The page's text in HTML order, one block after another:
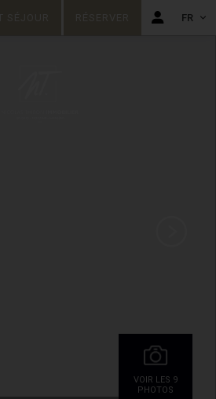
FR
VOIR LES 9
PHOTOS